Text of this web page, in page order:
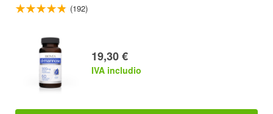
(192)
19,30 €
IVA includio